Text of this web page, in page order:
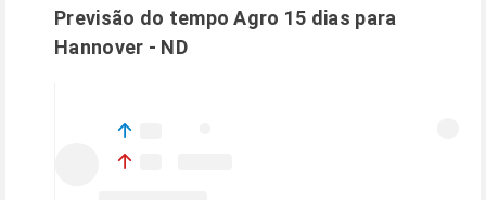
Previsão do tempo Agro 15 dias para
Hannover - ND